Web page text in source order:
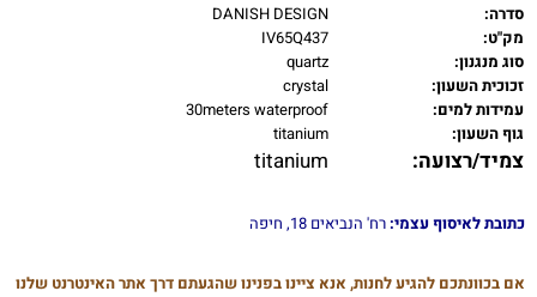
סדרה:
DANISH DESIGN
מק"ט:
IV65Q437
סוג מנגנון:
quartz
זכוכית השעון:
crystal
עמידות למים:
30meters waterproof
גוף השעון:
titanium
צמיד/רצועה: titanium
כתובת לאיסוף עצמי:רח' הנביאים 18, חיפה
אם בכוונתכם להגיע לחנות, אנא ציינו בפנינו שהגעתם דרך אתר האינטרנט שלנו